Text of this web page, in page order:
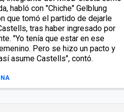
habló con "Chiche" Gelblung
que tomó el partido de dejarle
tras haber ingresado por
"Yo tenía que estar en ese
Pero se hizo un pacto y
asume Castells", contó.